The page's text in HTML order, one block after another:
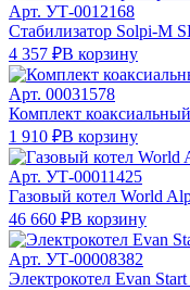
Арт. УТ-0012168
Стабилизатор Solpi-M
4 357 ₽В корзину
Арт. 00031578
Комплект
1 910 ₽В корзину
Арт. УТ-00011425
Газовый котел World
46 660 ₽В корзину
Арт. УТ-00008382
Электрокотел Evan